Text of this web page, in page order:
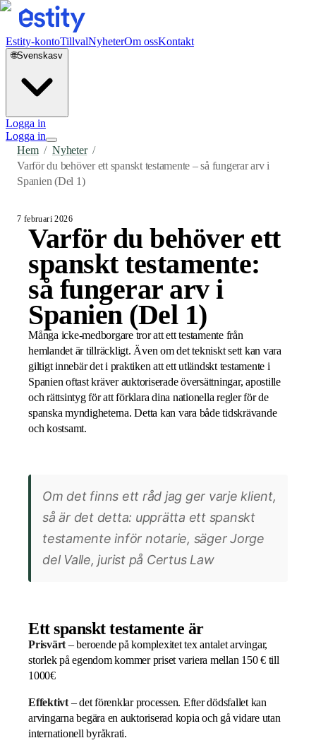
Estity-kontoTillvalNyheterOm ossKontakt
🌐Svenskasv
Logga in
Logga in
Hem / Nyheter /
Varför du behöver ett spanskt testamente – så fungerar arv i
Spanien (Del 1)
7 februari 2026
Varför du behöver ett
spanskt testamente:
så fungerar arv i
Spanien (Del 1)
Många icke-medborgare tror att ett testamente från
hemlandet är tillräckligt. Även om det tekniskt sett kan vara
giltigt innebär det i praktiken att ett utländskt testamente i
Spanien oftast kräver auktoriserade översättningar, apostille
och rättsintyg för att förklara dina nationella regler för de
spanska myndigheterna. Detta kan vara både tidskrävande
och kostsamt.
Om det finns ett råd jag ger varje klient,
så är det detta: upprätta ett spanskt
testamente inför notarie, säger Jorge
del Valle, jurist på Certus Law
Ett spanskt testamente är
Prisvärt – beroende på komplexitet tex antalet arvingar,
storlek på egendom kommer priset variera mellan 150 € till
1000€
Effektivt– det förenklar processen. Efter dödsfallet kan
arvingarna begära en auktoriserad kopia och gå vidare utan
internationell byråkrati.